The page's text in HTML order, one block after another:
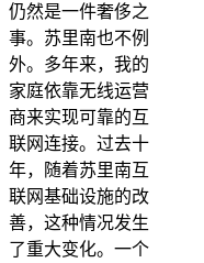
仍然是一件奢侈之
事。苏里南也不例
外。多年来，我的
家庭依靠无线运营
商来实现可靠的互
联网连接。过去十
年，随着苏里南互
联网基础设施的改
善，这种情况发生
了重大变化。一个